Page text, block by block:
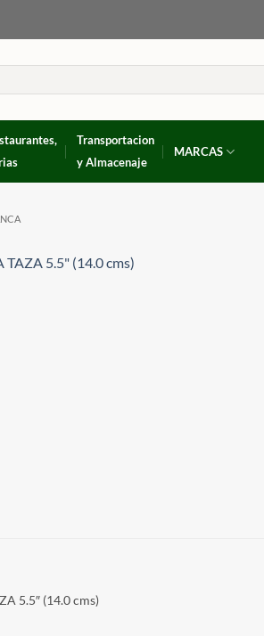
Transportacion
y Almacenaje
MARCAS
5.5″ (14.0 cms)